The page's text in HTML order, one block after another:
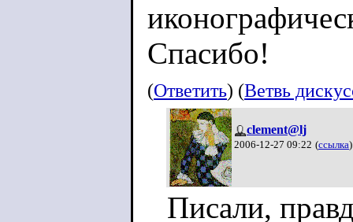
Спасибо!
(Ответить) (Ветвь
clement@lj
2006-12-27 09:22 (ссылка)
Писали,